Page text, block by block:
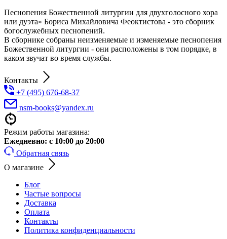
Песнопения Божественной литургии для двухголосного хора
или дуэта» Бориса Михайловича Феоктистова - это сборник
богослужебных песнопений.
В сборнике собраны неизменяемые и изменяемые песнопения
Божественной литургии - они расположены в том порядке, в
каком звучат во время службы.
Контакты
+7 (495) 676-68-37
nsm-books@yandex.ru
Режим работы магазина:
Ежедневно: с 10:00 до 20:00
Обратная связь
О магазине
Блог
Частые вопросы
Доставка
Оплата
Контакты
Политика конфиденциальности